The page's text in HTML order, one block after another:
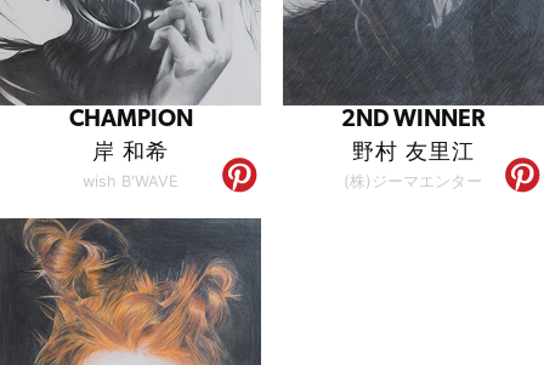
CHAMPION
岸 和希
wish B'WAVE
2ND WINNER
野村 友里江
(株)ジーマエンター